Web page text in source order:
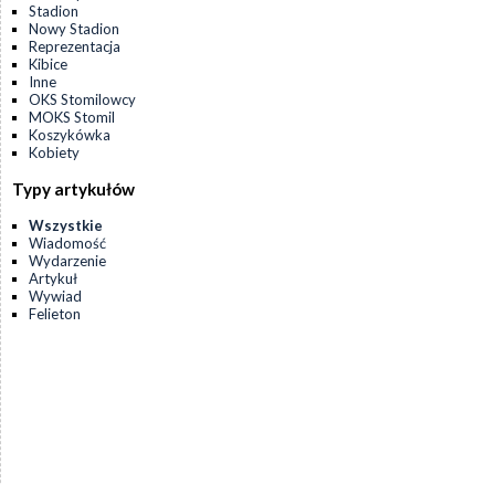
Stadion
Nowy Stadion
Reprezentacja
Kibice
Inne
OKS Stomilowcy
MOKS Stomil
Koszykówka
Kobiety
Typy artykułów
Wszystkie
Wiadomość
Wydarzenie
Artykuł
Wywiad
Felieton